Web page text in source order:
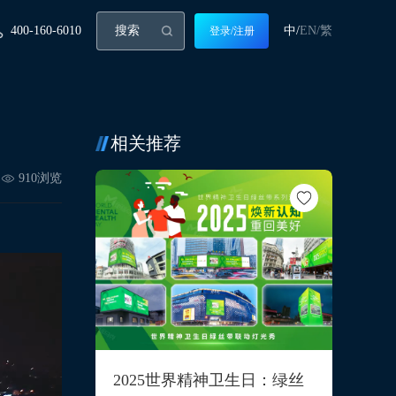
400-160-6010 登录/注册 中/EN/繁
910浏览
相关推荐
2025世界精神卫生日：绿丝